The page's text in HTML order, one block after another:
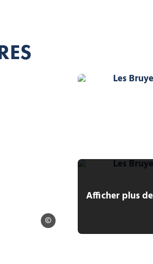
Bruyeres
Les Bruyeres
Les
Afficher plus
Les